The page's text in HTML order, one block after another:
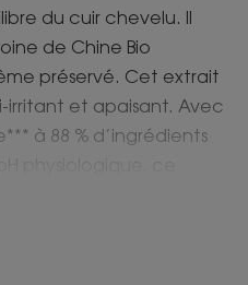
du cuir chevelu. Il
de Chine Bio
préservé. Cet extrait
et apaisant. Avec
à 88 % d’ingrédients
Il laisse les cheveux